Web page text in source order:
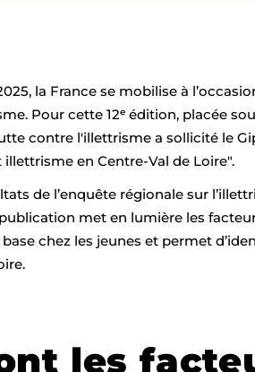
la France se mobilise à
Pour cette 12ᵉ édition, placée
contre l'illettrisme a sollicité le
en Centre-Val de Loire".
de l’enquête régionale sur
met en lumière les
chez les jeunes et permet
les